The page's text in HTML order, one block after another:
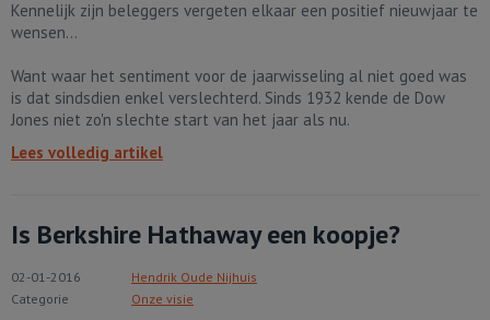
Kennelijk zijn beleggers vergeten elkaar een positief nieuwjaar te
wensen...
Want waar het sentiment voor de jaarwisseling al niet goed was
is dat sindsdien enkel verslechterd. Sinds 1932 kende de Dow
Jones niet zo'n slechte start van het jaar als nu.
Lees volledig artikel
Is Berkshire Hathaway een koopje?
02-01-2016
Hendrik Oude Nijhuis
Categorie
Onze visie